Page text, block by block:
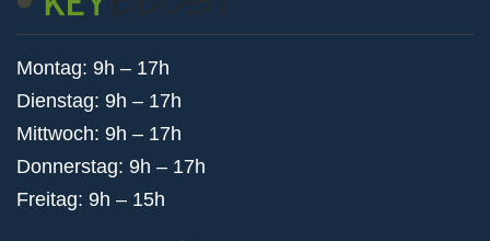
Montag: 9h – 17h
Dienstag: 9h – 17h
Mittwoch: 9h – 17h
Donnerstag: 9h – 17h
Freitag: 9h – 15h